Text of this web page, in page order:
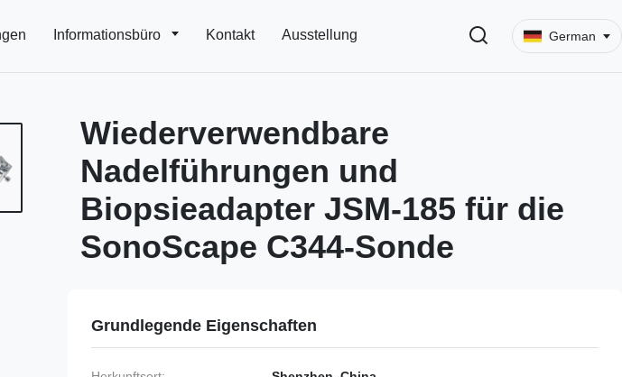
Informationsbüro Kontakt Ausstellung German
Wiederverwendbare
Nadelführungen und
Biopsieadapter JSM-185 für die
SonoScape C344-Sonde
Grundlegende Eigenschaften